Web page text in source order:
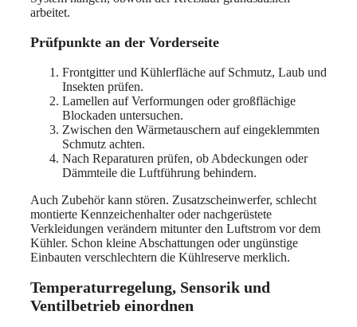
arbeitet.
Prüfpunkte an der Vorderseite
Frontgitter und Kühlerfläche auf Schmutz, Laub und
Insekten prüfen.
Lamellen auf Verformungen oder großflächige
Blockaden untersuchen.
Zwischen den Wärmetauschern auf eingeklemmten
Schmutz achten.
Nach Reparaturen prüfen, ob Abdeckungen oder
Dämmteile die Luftführung behindern.
Auch Zubehör kann stören. Zusatzscheinwerfer, schlecht
montierte Kennzeichenhalter oder nachgerüstete
Verkleidungen verändern mitunter den Luftstrom vor dem
Kühler. Schon kleine Abschattungen oder ungünstige
Einbauten verschlechtern die Kühlreserve merklich.
Temperaturregelung, Sensorik und
Ventilbetrieb einordnen